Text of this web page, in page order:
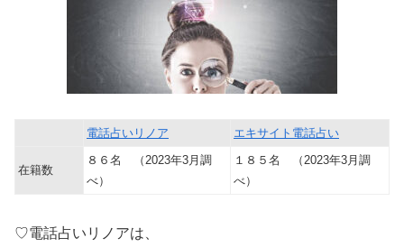
電話占いリノア エキサイト電話占い
在籍数
８６名 （2023年3月調
べ）
１８５名 （2023年3月調
べ）
♡電話占いリノアは、